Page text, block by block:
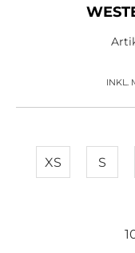
INKL.
XS S